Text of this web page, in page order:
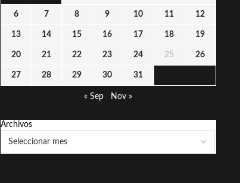
6 7 8 9 10 11 12
13 14 15 16 17 18 19
20 21 22 23 24 25 26
27 28 29 30 31
« Sep Nov »
Archivos